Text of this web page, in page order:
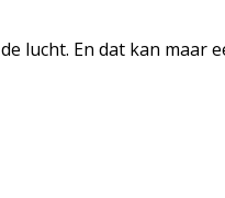
lucht. En dat kan maar